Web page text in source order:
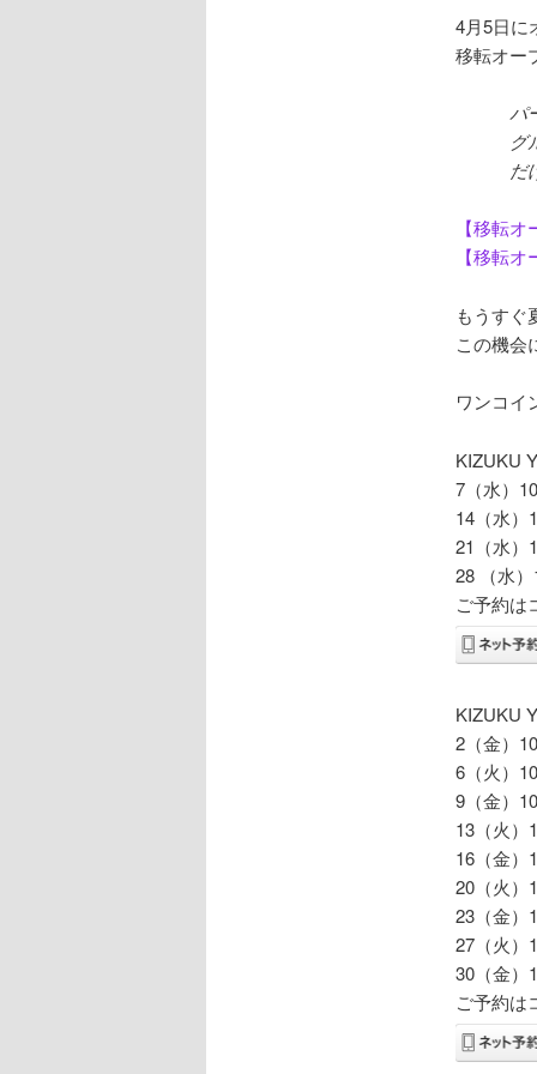
4月5日に
移転オー
パ
グ
だ
【移転
【移転
もうすぐ
この機会
ワンコイ
KIZUKU
7（水）
14（水）
21（水）
28 （水
ご予約は
KIZUKU
2（金）
6（火）
9（金）
13（火）
16（金）
20（火）
23（金）
27（火）
30（金）
ご予約は